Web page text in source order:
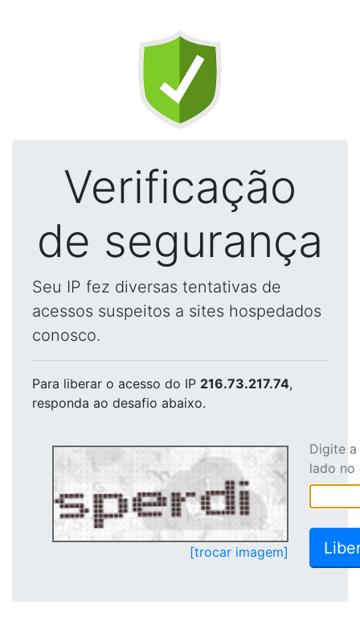
Verificação
de segurança
Seu IP fez diversas tentativas de
acessos suspeitos a sites hospedados
conosco.
Para liberar o acesso do IP 216.73.217.74,
responda ao desafio abaixo.
[trocar imagem]
Digite
lado no